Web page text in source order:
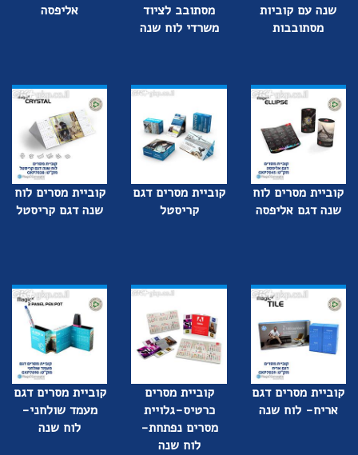
שנה עם קוביות
מסתובבות
מסתובב לציוד
משרדי לוח שנה
אליפסה
קוביית מסרים לוח
שנה דגם אליפסה
קוביית מסרים דגם
קריסטל
קוביית מסרים לוח
שנה דגם קריסטל
קוביית מסרים דגם
אריח- לוח שנה
קוביית מסרים
כרטיס-גלויית
מסרים נפתחת-
לוח שנה
קוביית מסרים דגם
מעמד שולחני-
לוח שנה